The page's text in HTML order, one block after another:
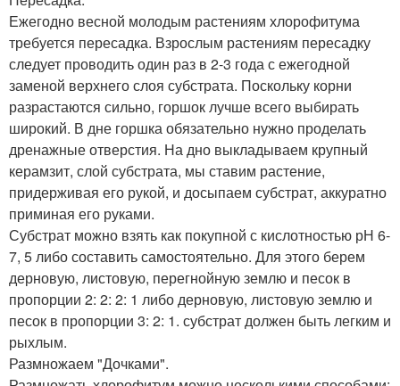
Ежегодно весной молодым растениям хлорофитума
требуется пересадка. Взрослым растениям пересадку
следует проводить один раз в 2-3 года с ежегодной
заменой верхнего слоя субстрата. Поскольку корни
разрастаются сильно, горшок лучше всего выбирать
широкий. В дне горшка обязательно нужно проделать
дренажные отверстия. На дно выкладываем крупный
керамзит, слой субстрата, мы ставим растение,
придерживая его рукой, и досыпаем субстрат, аккуратно
приминая его руками.
Субстрат можно взять как покупной с кислотностью рН 6-
7, 5 либо составить самостоятельно. Для этого берем
дерновую, листовую, перегнойную землю и песок в
пропорции 2: 2: 2: 1 либо дерновую, листовую землю и
песок в пропорции 3: 2: 1. субстрат должен быть легким и
рыхлым.
Размножаем "Дочками".